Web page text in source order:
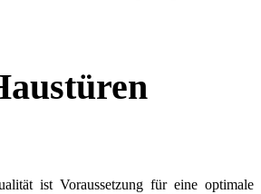
ist Voraussetzung für eine optimale